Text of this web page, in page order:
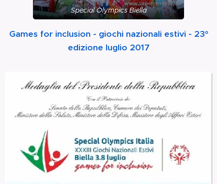
Special Olympics Biella
Games for inclusion - giochi nazionali estivi - 23°
edizione luglio 2017